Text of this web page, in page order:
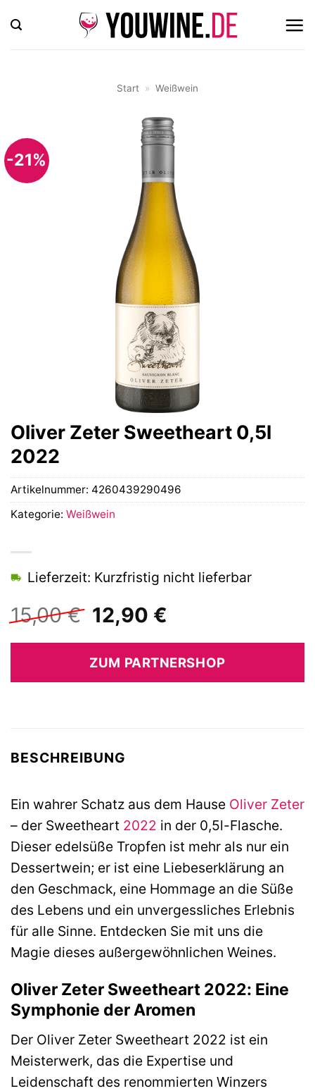
Inhalt
springen
Start » Weißwein
-21%
Oliver Zeter Sweetheart 0,5l
2022
15,00€ Ursprünglicher
Preis
war:
15,00 €
12,90 €
ist:
12,90 €.
Lieferzeit: Kurzfristig nicht lieferbar
ZUM PARTNERSHOP
Artikelnummer: 4260439290496
Kategorie: Weißwein
BESCHREIBUNG
Ein wahrer Schatz aus dem Hause Oliver Zeter
– der Sweetheart 2022 in der 0,5l-Flasche.
Dieser edelsüße Tropfen ist mehr als nur ein
Dessertwein; er ist eine Liebeserklärung an
den Geschmack, eine Hommage an die Süße
des Lebens und ein unvergessliches Erlebnis
für alle Sinne. Entdecken Sie mit uns die
Magie dieses außergewöhnlichen Weines.
Oliver Zeter Sweetheart 2022: Eine
Symphonie der Aromen
Der Oliver Zeter Sweetheart 2022 ist ein
Meisterwerk, das die Expertise und
Leidenschaft des renommierten Winzers